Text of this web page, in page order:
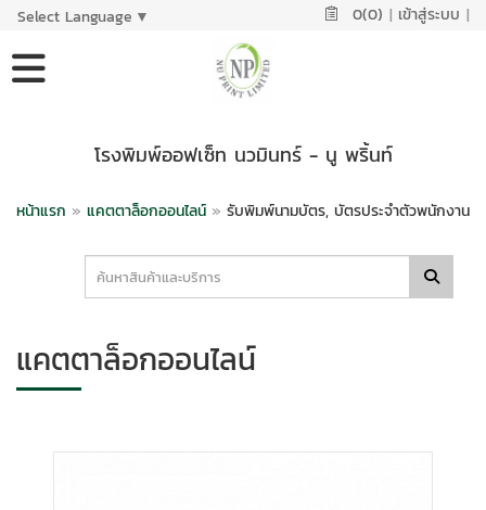
Select Language ▼ 0(0) | เข้าสู่ระบบ |
โรงพิมพ์ออฟเซ็ท นวมินทร์ - นู พริ้นท์
หน้าแรก » แคตตาล็อกออนไลน์ » รับพิมพ์นามบัตร, บัตรประจำตัวพนักงาน
แคตตาล็อกออนไลน์